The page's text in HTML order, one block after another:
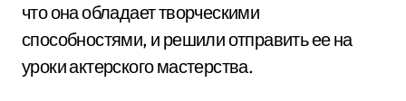
что она обладает творческими
способностями, и решили отправить ее на
уроки актерского мастерства.